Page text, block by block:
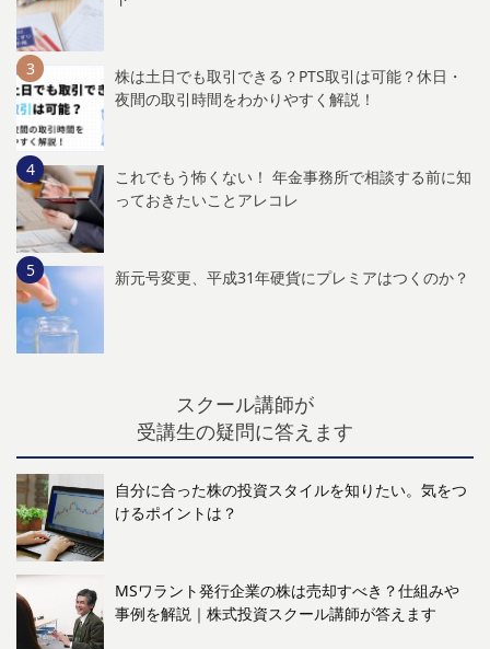
株は土日でも取引できる？PTS取引は可能？休日・
夜間の取引時間をわかりやすく解説！
これでもう怖くない！ 年金事務所で相談する前に知
っておきたいことアレコレ
新元号変更、平成31年硬貨にプレミアはつくのか？
スクール講師が
受講生の疑問に答えます
自分に合った株の投資スタイルを知りたい。気をつ
けるポイントは？
MSワラント発行企業の株は売却すべき？仕組みや
事例を解説｜株式投資スクール講師が答えます